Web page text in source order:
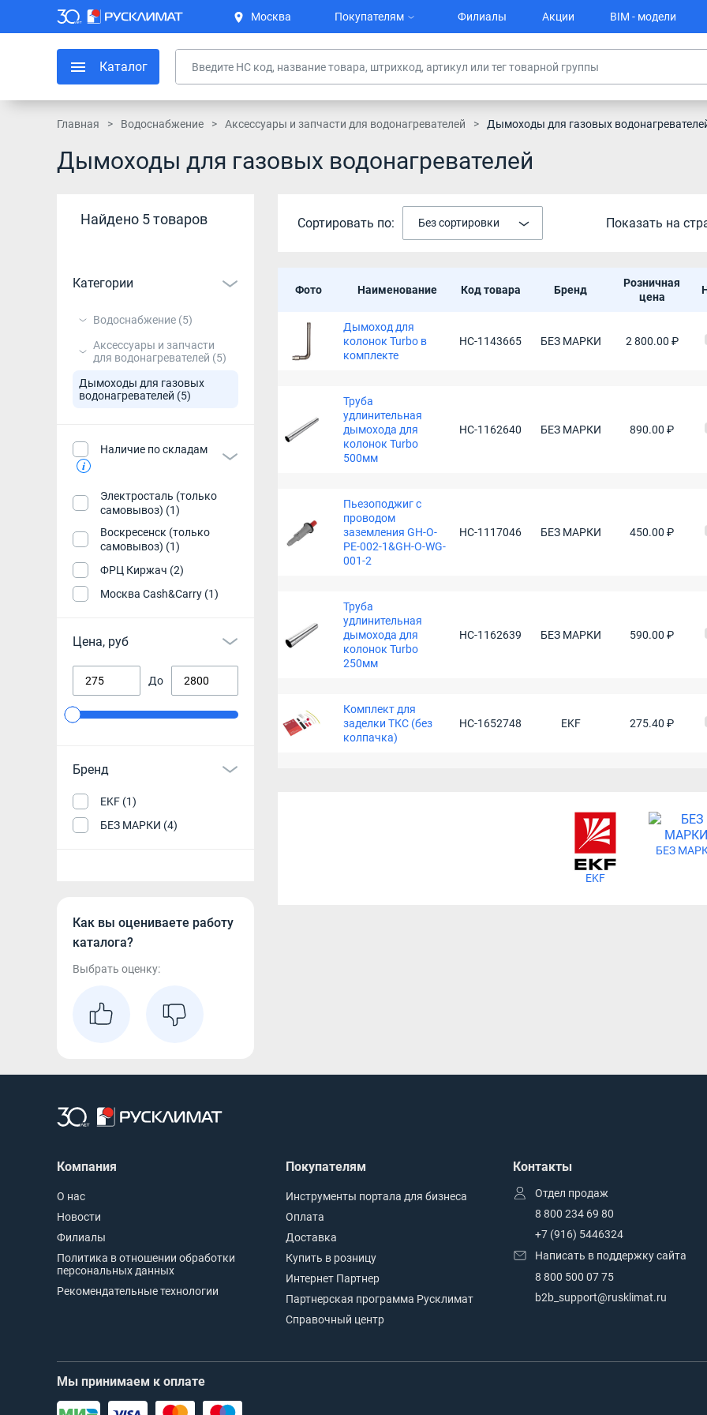
Москва Покупателям Филиалы Акции BIM - модели
Каталог
Главная Водоснабжение Аксессуары и запчасти для водонагревателей Дымоходы для газовых
Дымоходы для газовых водонагревателей
Найдено 5 товаров
Категории
Водоснабжение (5)
Аксессуары и запчасти
для водонагревателей (5)
Дымоходы для газовых
водонагревателей (5)
Наличие по складам
Электросталь (только
самовывоз) (1)
Воскресенск (только
самовывоз) (1)
ФРЦ Киржач (2)
Москва Cash&Carry (1)
Цена, руб
До
Бренд
EKF (1)
БЕЗ МАРКИ (4)
Как вы оцениваете работу
каталога?
Выбрать оценку:
Сортировать по: Без сортировки Показать на
Фото Наименование Код товара Бренд
Розничная
цена
Дымоход для
колонок Turbo в
комплекте
НС-1143665 БЕЗ МАРКИ 2 800.00 ₽
Труба
удлинительная
дымохода для
колонок Turbo
500мм
НС-1162640 БЕЗ МАРКИ 890.00 ₽
Пьезоподжиг с
проводом
заземления GH-O-
PE-002-1&GH-O-WG-
001-2
НС-1117046 БЕЗ МАРКИ 450.00 ₽
Труба
удлинительная
дымохода для
колонок Turbo
250мм
НС-1162639 БЕЗ МАРКИ 590.00 ₽
Комплект для
заделки ТКС (без
колпачка)
НС-1652748 EKF 275.40 ₽
EKF
БЕЗ
Компания
О нас
Новости
Филиалы
Политика в отношении обработки
персональных данных
Рекомендательные технологии
Покупателям
Инструменты портала для бизнеса
Оплата
Доставка
Купить в розницу
Интернет Партнер
Партнерская программа Русклимат
Справочный центр
Контакты
Отдел продаж
8 800 234 69 80
+7 (916) 5446324
Написать в поддержку сайта
8 800 500 07 75
b2b_support@rusklimat.ru
Мы принимаем к оплате